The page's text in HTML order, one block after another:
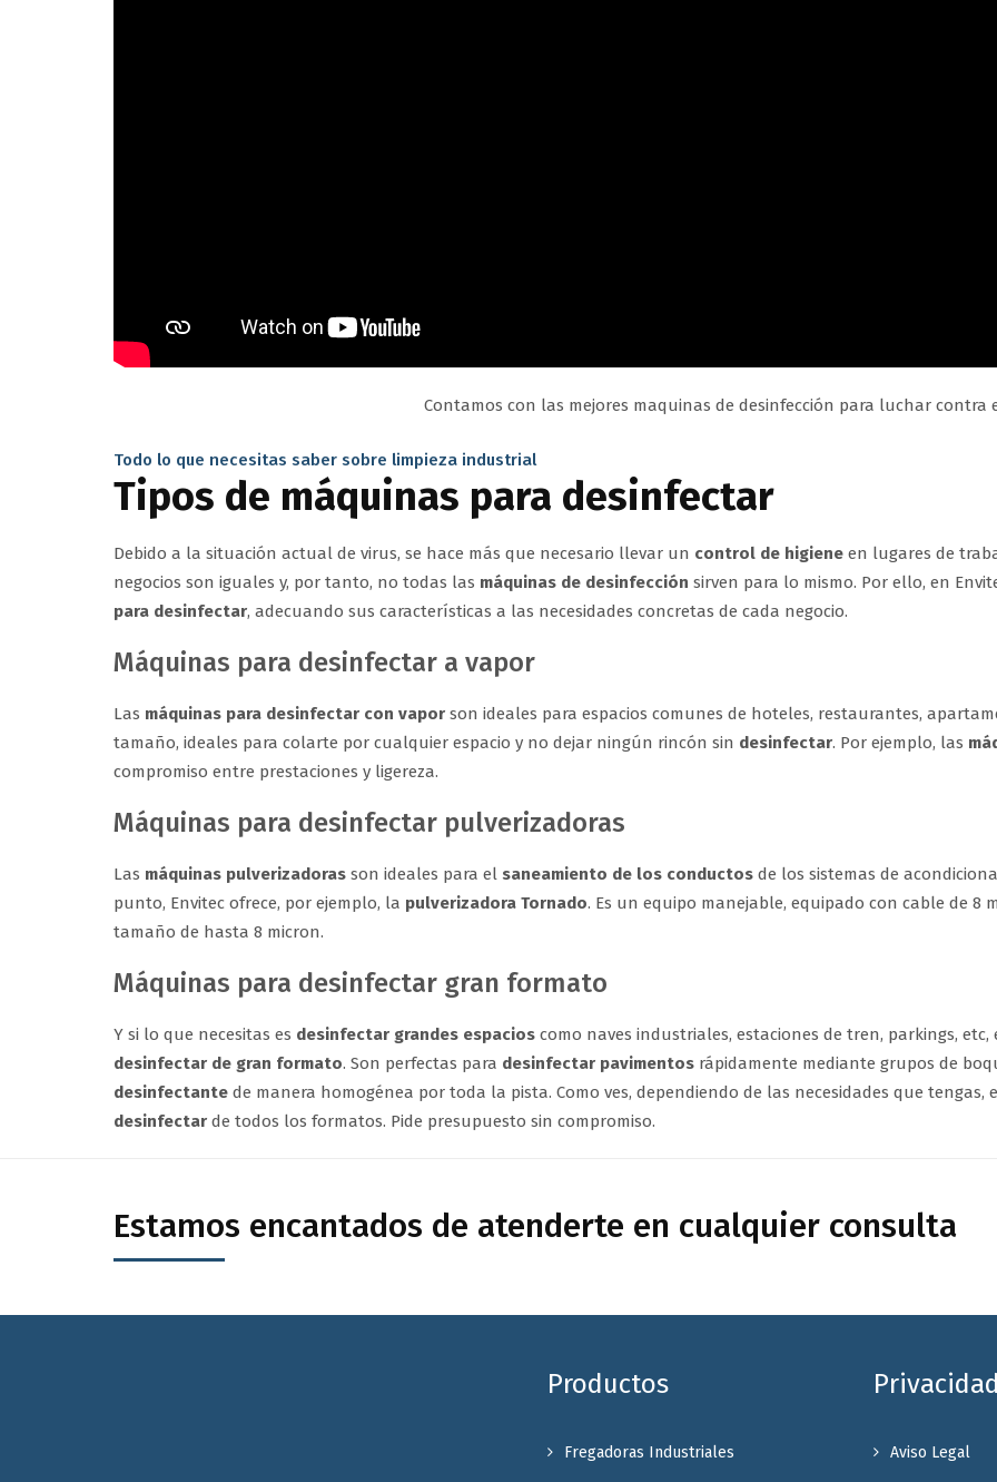
Contamos con las mejores maquinas de desinfección para luchar contra
Todo lo que necesitas saber sobre limpieza industrial
Tipos de máquinas para desinfectar
Debido a la situación actual de virus, se hace más que necesario llevar un control de higiene en lugares de
negocios son iguales y, por tanto, no todas las máquinas de desinfección sirven para lo mismo. Por ello, en
para desinfectar, adecuando sus características a las necesidades concretas de cada negocio.
Máquinas para desinfectar a vapor
Las máquinas para desinfectar con vapor son ideales para espacios comunes de hoteles, restaurantes,
tamaño, ideales para colarte por cualquier espacio y no dejar ningún rincón sin desinfectar. Por ejemplo, las
compromiso entre prestaciones y ligereza.
Máquinas para desinfectar pulverizadoras
Las máquinas pulverizadoras son ideales para el saneamiento de los conductos de los sistemas de
punto, Envitec ofrece, por ejemplo, la pulverizadora Tornado. Es un equipo manejable, equipado con cable de
tamaño de hasta 8 micron.
Máquinas para desinfectar gran formato
Y si lo que necesitas es desinfectar grandes espacios como naves industriales, estaciones de tren, parkings, etc,
desinfectar de gran formato. Son perfectas para desinfectar pavimentos rápidamente mediante grupos de
desinfectante de manera homogénea por toda la pista. Como ves, dependiendo de las necesidades que tengas,
desinfectar de todos los formatos. Pide presupuesto sin compromiso.
Estamos encantados de atenderte en cualquier consulta
Productos
Fregadoras Industriales
Privacidad
Aviso Legal